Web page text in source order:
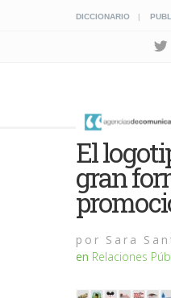
DICCIONARIO
El
gran
por Sara
en Relaciones